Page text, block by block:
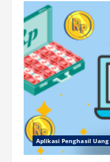
Aplikasi Penghasil Uang